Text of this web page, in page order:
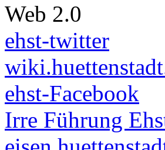
Web 2.0
ehst-twitter
ehst-Facebook
Irre Führung